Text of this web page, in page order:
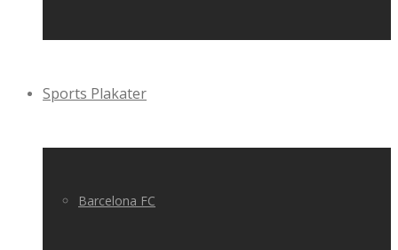
Sports Plakater
Barcelona FC